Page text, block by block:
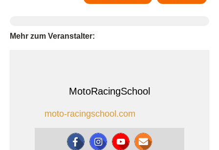
Mehr zum Veranstalter:
MotoRacingSchool
moto-racingschool.com